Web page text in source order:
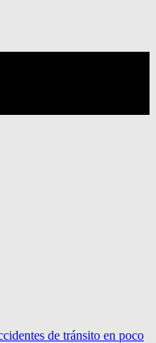
de tránsito en poco